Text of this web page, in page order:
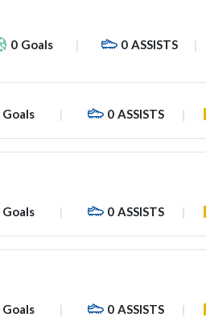
0 Goals 0 ASSISTS
Goals 0 ASSISTS
Goals 0 ASSISTS
Goals 0 ASSISTS